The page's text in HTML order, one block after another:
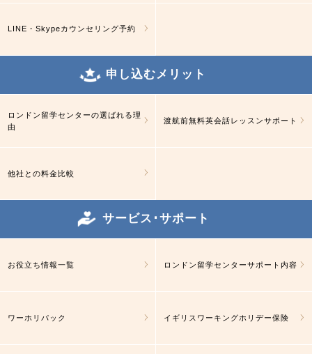
LINE・Skypeカウンセリング予約
申し込むメリット
ロンドン留学センターの選ばれる理
由
渡航前無料英会話レッスンサポート
他社との料金比較
サービス･サポート
お役立ち情報一覧 ロンドン留学センターサポート内容
ワーホリパック イギリスワーキングホリデー保険